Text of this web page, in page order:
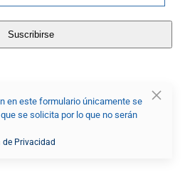
en este formulario únicamente se
se solicita por lo que no serán
de Privacidad